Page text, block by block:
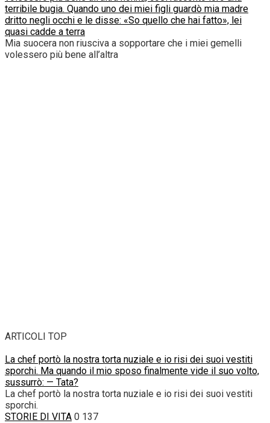
terribile bugia. Quando uno dei miei figli guardò mia madre
dritto negli occhi e le disse: «So quello che hai fatto», lei
quasi cadde a terra
Mia suocera non riusciva a sopportare che i miei gemelli
volessero più bene all’altra
ARTICOLI TOP
La chef portò la nostra torta nuziale e io risi dei suoi vestiti
sporchi. Ma quando il mio sposo finalmente vide il suo volto,
sussurrò: — Tata?
La chef portò la nostra torta nuziale e io risi dei suoi vestiti
sporchi.
STORIE DI VITA 0 137